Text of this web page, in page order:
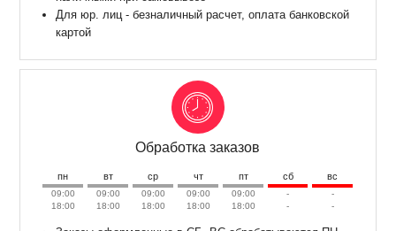
Для юр. лиц - безналичный расчет, оплата банковской
картой
Обработка заказов
пн вт ср чт пт сб вс
09:00
18:00
09:00
18:00
09:00
18:00
09:00
18:00
09:00
18:00
-
-
-
-